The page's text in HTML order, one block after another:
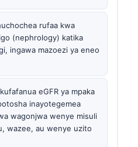
rufaa kwa
(nephrology) katika
ingawa mazoezi ya eneo
eGFR ya mpaka
inayotegemea
wagonjwa wenye misuli
wazee, au wenye uzito